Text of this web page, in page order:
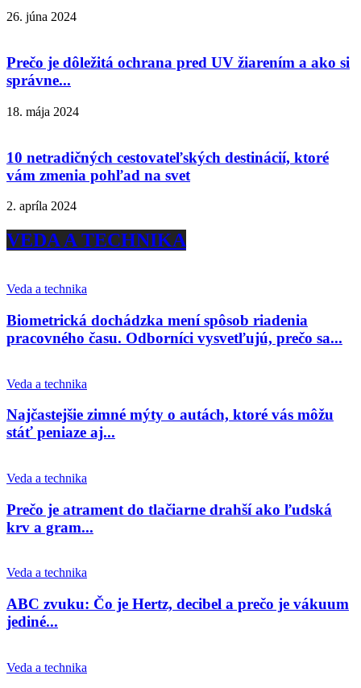
26. júna 2024
Prečo je dôležitá ochrana pred UV žiarením a ako si
správne...
18. mája 2024
10 netradičných cestovateľských destinácií, ktoré
vám zmenia pohľad na svet
2. apríla 2024
VEDA A TECHNIKA
Veda a technika
Biometrická dochádzka mení spôsob riadenia
pracovného času. Odborníci vysvetľujú, prečo sa...
Veda a technika
Najčastejšie zimné mýty o autách, ktoré vás môžu
stáť peniaze aj...
Veda a technika
Prečo je atrament do tlačiarne drahší ako ľudská
krv a gram...
Veda a technika
ABC zvuku: Čo je Hertz, decibel a prečo je vákuum
jediné...
Veda a technika